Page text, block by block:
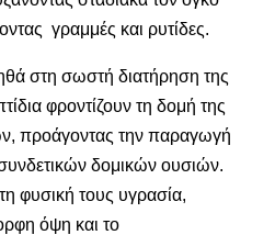
γραμμές και ρυτίδες.
στη σωστή διατήρηση της
φροντίζουν τη δομή της
προάγοντας την παραγωγή
δομικών ουσιών.
φυσική τους υγρασία,
όψη και το